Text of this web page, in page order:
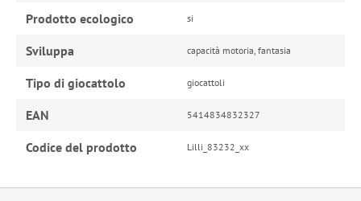
Prodotto ecologico si
Sviluppa capacità motoria, fantasia
Tipo di giocattolo giocattoli
EAN 5414834832327
Codice del prodotto Lilli_83232_xx